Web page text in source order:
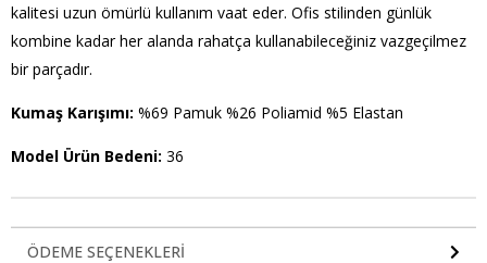
kalitesi uzun ömürlü kullanım vaat eder. Ofis stilinden günlük
kombine kadar her alanda rahatça kullanabileceğiniz vazgeçilmez
bir parçadır.
Kumaş Karışımı: %69 Pamuk %26 Poliamid %5 Elastan
Model Ürün Bedeni: 36
ÖDEME SEÇENEKLERI